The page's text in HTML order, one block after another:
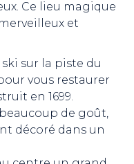
Ce lieu magique
et
sur la piste du
vous restaurer
en 1699.
de goût,
décoré dans un